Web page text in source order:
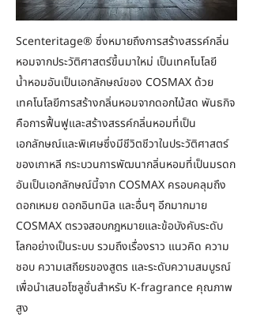
Scenteritage® ซึ่งหมายถึงการสร้างสรรค์กลิ่น
หอมจากประวัติศาสตร์ขึ้นมาใหม่ เป็นเทคโนโลยี
น้ำหอมอันเป็นเอกลักษณ์ของ COSMAX ด้วย
เทคโนโลยีการสร้างกลิ่นหอมจากดอกไม้สด พันธกิจ
คือการฟื้นฟูและสร้างสรรค์กลิ่นหอมที่เป็น
เอกลักษณ์และพิเศษซึ่งมีชีวิตชีวาในประวัติศาสตร์
ของเกาหลี กระบวนการพัฒนากลิ่นหอมที่เป็นมรดก
อันเป็นเอกลักษณ์นี้จาก COSMAX ครอบคลุมถึง
ดอกเหมย ดอกอินทนิล และอื่นๆ อีกมากมาย
COSMAX ตรวจสอบกฎหมายและข้อบังคับระดับ
โลกอย่างเป็นระบบ รวมถึงเรื่องราว แนวคิด ความ
ชอบ ความเสถียรของสูตร และระดับความสมบูรณ์
เพื่อนำเสนอโซลูชั่นสำหรับ K-fragrance คุณภาพ
สูง